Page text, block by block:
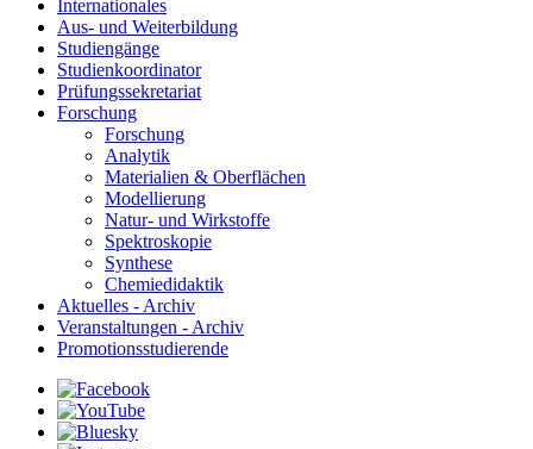
Internationales
Aus- und Weiterbildung
Studiengänge
Studienkoordinator
Prüfungssekretariat
Forschung
Forschung
Analytik
Materialien & Oberflächen
Modellierung
Natur- und Wirkstoffe
Spektroskopie
Synthese
Chemiedidaktik
Aktuelles - Archiv
Veranstaltungen - Archiv
Promotionsstudierende